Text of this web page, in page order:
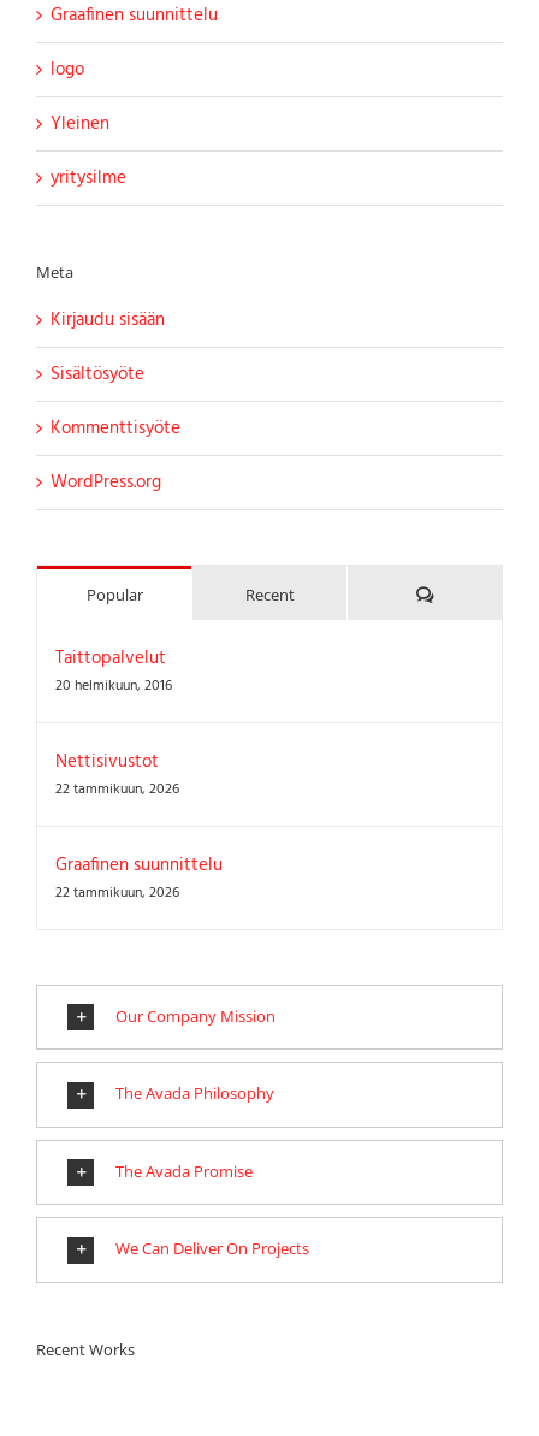
Graafinen suunnittelu
logo
Yleinen
yritysilme
Meta
Kirjaudu sisään
Sisältösyöte
Kommenttisyöte
WordPress.org
Popular Recent Kommenttia
Taittopalvelut
20 helmikuun, 2016
Nettisivustot
22 tammikuun, 2026
Graafinen suunnittelu
22 tammikuun, 2026
Our Company Mission
The Avada Philosophy
The Avada Promise
We Can Deliver On Projects
Recent Works